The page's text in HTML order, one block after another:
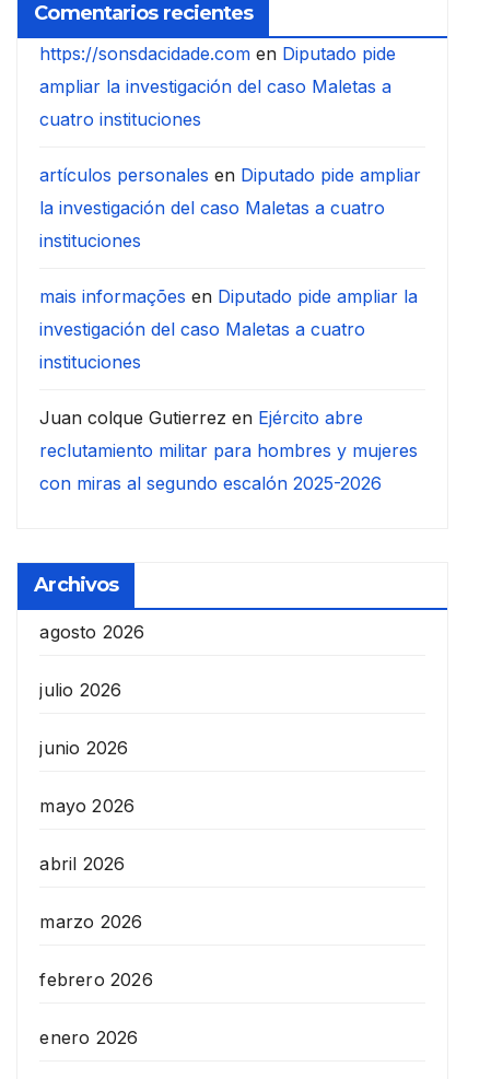
Comentarios recientes
https://sonsdacidade.com en Diputado pide
ampliar la investigación del caso Maletas a
cuatro instituciones
artículos personales en Diputado pide ampliar
la investigación del caso Maletas a cuatro
instituciones
mais informações en Diputado pide ampliar la
investigación del caso Maletas a cuatro
instituciones
Juan colque Gutierrez en Ejército abre
reclutamiento militar para hombres y mujeres
con miras al segundo escalón 2025-2026
Archivos
agosto 2026
julio 2026
junio 2026
mayo 2026
abril 2026
marzo 2026
febrero 2026
enero 2026